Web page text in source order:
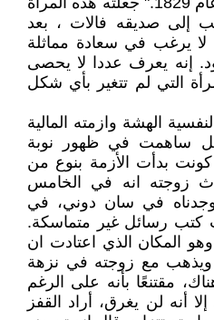
إلى صديقه فالات ، بعد
يرغب في سعادة مماثلة
إنه يعرف عددا لا يحصى
التي لم تتغير بأي شكل
الهشة وازمته المالية
ساهمت في ظهور نوبة
بدأت الأزمة بنوع من
زوجته انه في الخامس
في سان دوني، في
كتب رسائل غير متماسكة.
المكان الذي اعتادت ان
ويذهب مع زوجته في نزهة
مقتنعًا بأنه على الرغم
أنه لن يغرق، أراد القفز